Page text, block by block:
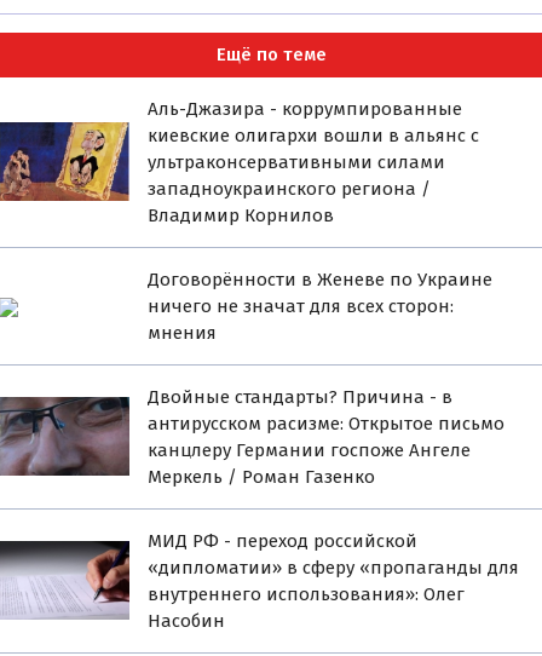
Ещё по теме
Аль-Джазира - коррумпированные
киевские олигархи вошли в альянс с
ультраконсервативными силами
западноукраинского региона /
Владимир Корнилов
Договорённости в Женеве по Украине
ничего не значат для всех сторон:
мнения
Двойные стандарты? Причина - в
антирусском расизме: Открытое письмо
канцлеру Германии госпоже Ангеле
Меркель / Роман Газенко
МИД РФ - переход российской
«дипломатии» в сферу «пропаганды для
внутреннего использования»: Олег
Насобин